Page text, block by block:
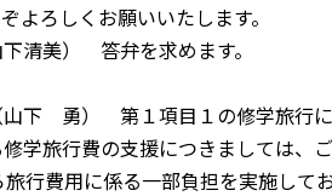
よろしくお願いいたします。
清美） 答弁を求めます。
下 勇） 第１項目１の修学旅行に
学旅行費の支援につきましては、
行費用に係る一部負担を実施して